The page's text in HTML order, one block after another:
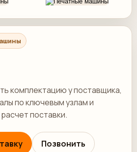
комплектацию у поставщика,
по ключевым узлам и
поставки.
Позвонить